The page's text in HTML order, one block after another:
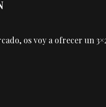
os voy a ofrecer un